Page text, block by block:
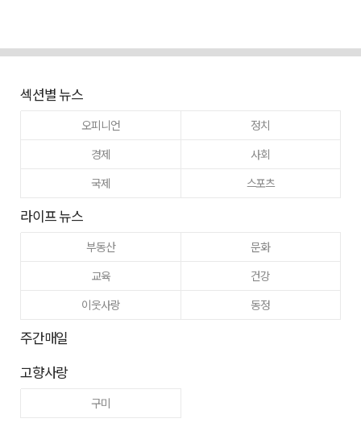
섹션별 뉴스
오피니언
정치
경제
사회
국제
스포츠
라이프 뉴스
부동산
문화
교육
건강
이웃사랑
동정
주간매일
고향사랑
구미